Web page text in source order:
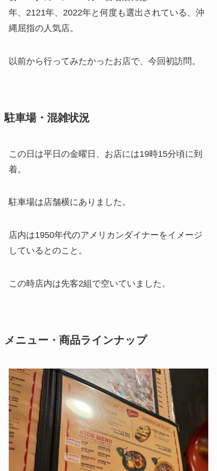
年、2121年、2022年と何度も選出されている、沖
縄屈指の人気店。
以前から行ってみたかったお店で、今回初訪問。
駐車場・混雑状況
この日は平日の金曜日、お店には19時15分頃に到
着。
駐車場は店舗横にありました。
店内は1950年代のアメリカンダイナーをイメージ
しているとのこと。
この時店内は先客2組で空いていました。
メニュー・商品ラインナップ